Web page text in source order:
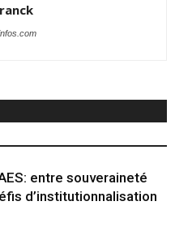
entre souveraineté
d’institutionnalisation